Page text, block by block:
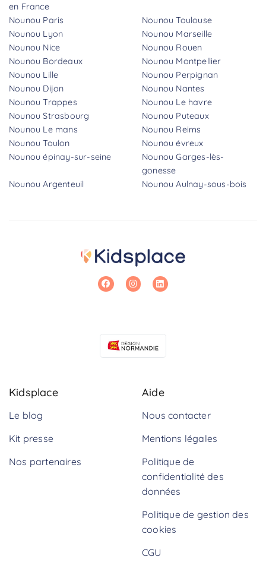
en France
Nounou Paris
Nounou Toulouse
Nounou Lyon
Nounou Marseille
Nounou Nice
Nounou Rouen
Nounou Bordeaux
Nounou Montpellier
Nounou Lille
Nounou Perpignan
Nounou Dijon
Nounou Nantes
Nounou Trappes
Nounou Le havre
Nounou Strasbourg
Nounou Puteaux
Nounou Le mans
Nounou Reims
Nounou Toulon
Nounou évreux
Nounou épinay-sur-seine
Nounou Garges-lès-
gonesse
Nounou Argenteuil
Nounou Aulnay-sous-bois
Kidsplace
Le blog
Kit presse
Nos partenaires
Aide
Nous contacter
Mentions légales
Politique de
confidentialité des
données
Politique de gestion des
cookies
CGU